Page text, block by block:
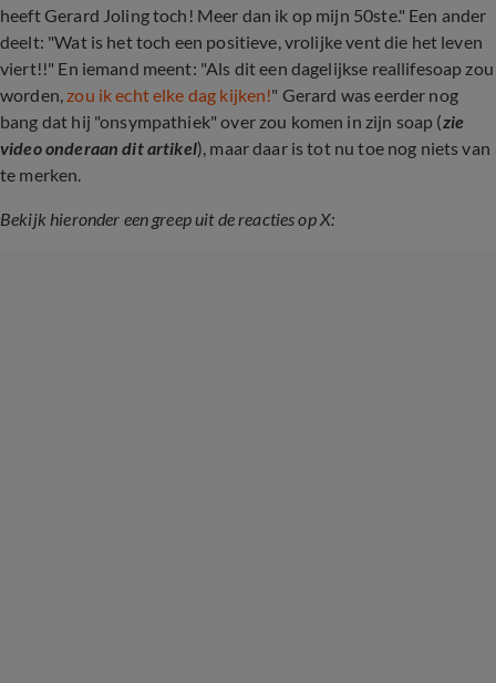
heeft Gerard Joling toch! Meer dan ik op mijn 50ste." Een ander
deelt: "Wat is het toch een positieve, vrolijke vent die het leven
viert!!" En iemand meent: "Als dit een dagelijkse reallifesoap zou
worden,zou ik echt elke dag kijken!" Gerard was eerder nog
bang dat hij "onsympathiek" over zou komen in zijn soap (zie
video onderaan dit artikel), maar daar is tot nu toe nog niets van
te merken.
Bekijk hieronder een greep uit de reacties op X: